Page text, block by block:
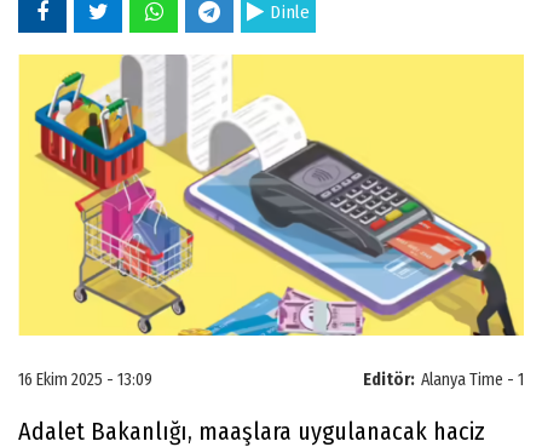
Dinle
Editör: Alanya Time - 1
16 Ekim 2025 - 13:09
Adalet Bakanlığı, maaşlara uygulanacak haciz